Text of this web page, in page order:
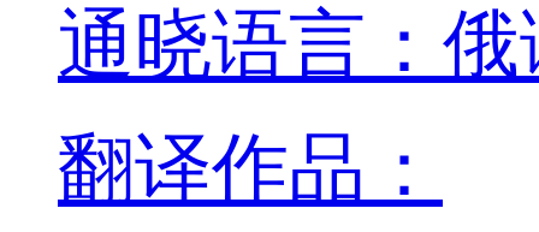
通晓语言：俄
翻译作品：